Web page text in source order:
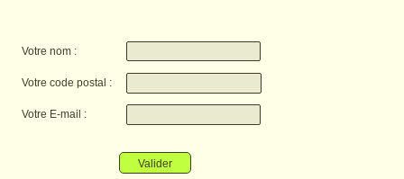
Votre nom :
Votre code postal :
Votre E-mail :
Valider